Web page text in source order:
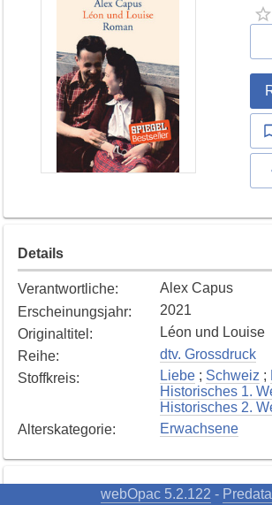
Details
Verantwortliche:
Alex Capus
Erscheinungsjahr:
2021
Originaltitel :
Léon und Louise
Reihe:
dtv. Grossdruck
Stoffkreis: Liebe ; Schweiz ;
Historisches 1.
Historisches 2.
Alterskategorie: Erwachsene
webOpac 5.2.122 -